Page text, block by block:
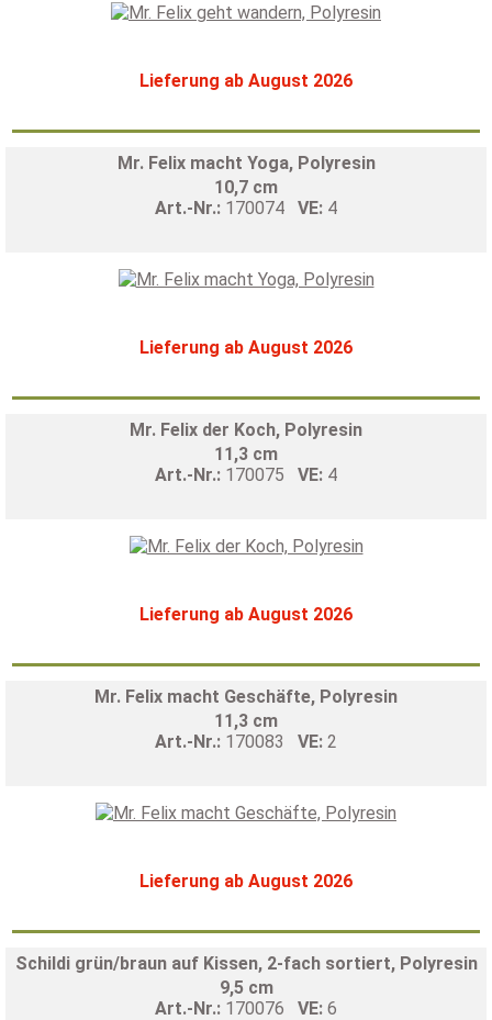
Lieferung ab August 2026
Mr. Felix macht Yoga, Polyresin
10,7 cm
Art.-Nr.: 170074 VE: 4
Lieferung ab August 2026
Mr. Felix der Koch, Polyresin
11,3 cm
Art.-Nr.: 170075 VE: 4
Lieferung ab August 2026
Mr. Felix macht Geschäfte, Polyresin
11,3 cm
Art.-Nr.: 170083 VE: 2
Lieferung ab August 2026
Schildi grün/braun auf Kissen, 2-fach sortiert, Polyresin
9,5 cm
Art.-Nr.: 170076 VE: 6